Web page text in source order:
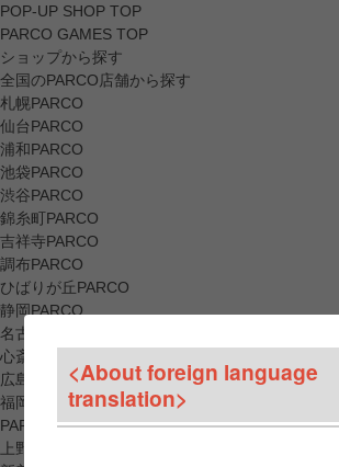
POP-UP SHOP TOP
PARCO GAMES TOP
ショップから探す
全国のPARCO店舗から探す
札幌PARCO
仙台PARCO
浦和PARCO
池袋PARCO
渋谷PARCO
錦糸町PARCO
吉祥寺PARCO
調布PARCO
ひばりが丘PARCO
静岡PARCO
名古屋PARCO
心斎橋PARCO
広島PARCO
福岡PARCO
PARCO_ya
上野
<About foreign language
translation>